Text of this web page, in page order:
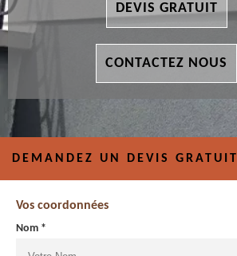
DEVIS GRATUIT
CONTACTEZ NOUS
DEMANDEZ UN DEVIS GRATUIT
Vos coordonnées
Nom *